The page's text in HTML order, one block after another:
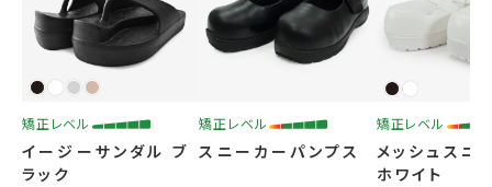
矯正レベル
イージーサンダル ブ
ラック
矯正レベル
スニーカーパンプス
矯正レベル
メッシュスニ
ホワイト